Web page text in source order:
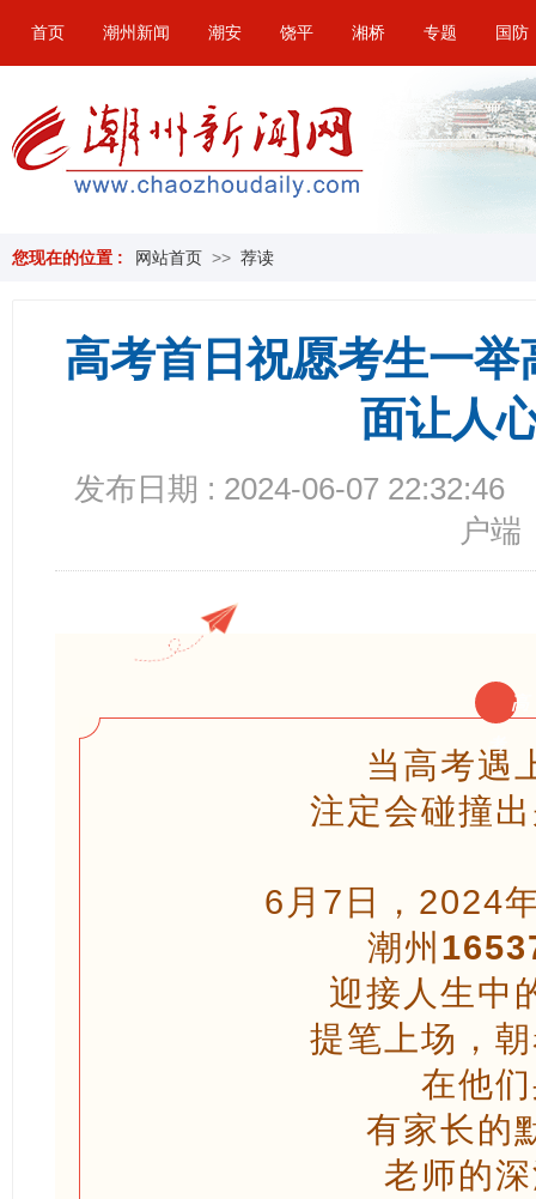
首页 潮州新闻 潮安 饶平 湘桥 专题 国防
您现在的位置 : 网站首页 >> 荐读
高考首日祝愿考生一
面让人
发布日期 : 2024-06-07 22:32:46
户端
高
考
当高考遇
注定会碰撞
6月7日，2024
潮州
迎接人生中
提笔上场，
在他
有家长的
老师的